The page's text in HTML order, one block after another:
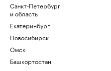
Санкт-Петербург
и область
Екатеринбург
Новосибирск
Омск
Башкортостан